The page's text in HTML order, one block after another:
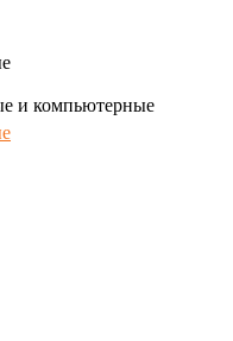
и компьютерные